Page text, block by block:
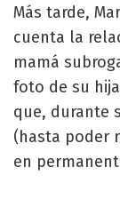
Más tarde,
cuenta la
mamá
foto de su
que, durante
(hasta poder
en